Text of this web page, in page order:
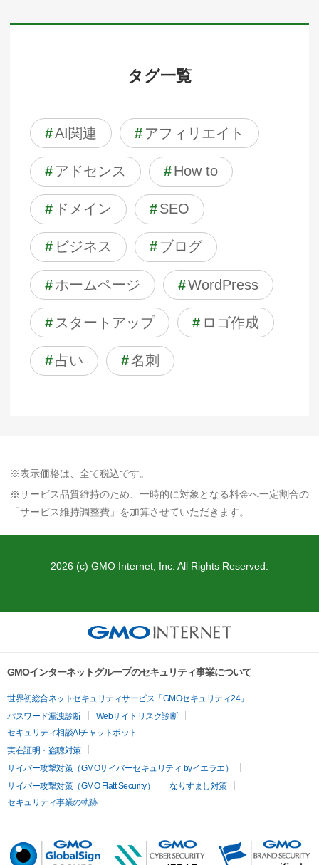
タグ一覧
#AI関連 # アフィリエイト
# アドセンス #How to
# ドメイン #SEO
# ビジネス # ブログ
#ホームページ #WordPress
# スタートアップ # ロゴ作成
#占い #名刺
※表示価格は、全て税込です。
※サービス品質維持のため、一時的に対象となる料金へ一定割合の
「サービス維持調整費」を加算させていただきます。
2026 (c) GMO Internet, Inc. All Rights Reserved.
GMOインターネットグループのセキュリティ事業について
世界初総合ネットセキュリティサービス「GMOセキュリティ24」
パスワード漏洩診断
Webサイトリスク診断
セキュリティ相談AIチャットボット
実在証明・盗聴対策
サイバー攻撃対策（GMOサイバーセキュリティ byイエラエ）
サイバー攻撃対策（GMO Flatt Security）
なりすまし対策
セキュリティ事業の軌跡